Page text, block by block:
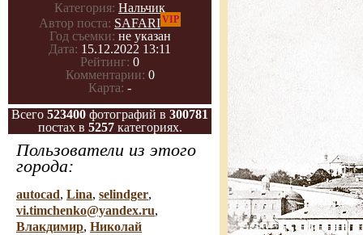
Категория: Нальчик
Автор поста: SAFARIVIP
Год съемки: не указан
Дата: 15.12.2022 13:11
Рейтинг: 0
Комментарии: 0
Карта: -
Всего 523400 фотографий в 300781
постах в 5257категориях.
Пользователи из этого
города:
autocad, Lina, selindger,
vi.timchenko@yandex.ru,
Влакдимир, Николай